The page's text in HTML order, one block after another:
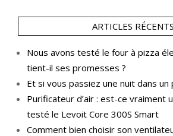
ARTICLES RÉCENTS
Nous avons testé le four à pizza
tient-il ses promesses ?
Et si vous passiez une nuit dans un
Purificateur d’air : est-ce vraiment
testé le Levoit Core 300S Smart
Comment bien choisir son